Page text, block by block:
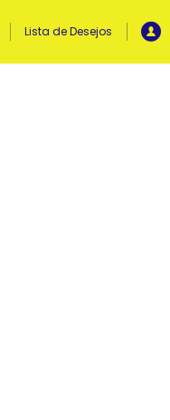
Lista de Desejos